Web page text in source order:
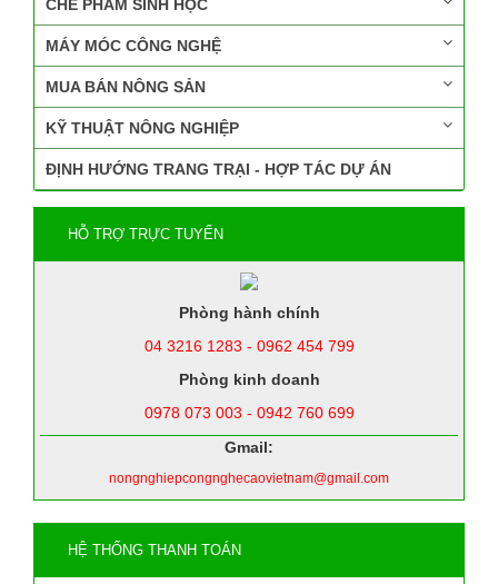
CHẾ PHẨM SINH HỌC
MÁY MÓC CÔNG NGHỆ
MUA BÁN NÔNG SẢN
KỸ THUẬT NÔNG NGHIỆP
ĐỊNH HƯỚNG TRANG TRẠI - HỢP TÁC DỰ ÁN
HỖ TRỢ TRỰC TUYẾN
Phòng hành chính
04 3216 1283 - 0962 454 799
Phòng kinh doanh
0978 073 003 - 0942 760 699
Gmail:
nongnghiepcongnghecaovietnam@gmail.com
HỆ THỐNG THANH TOÁN